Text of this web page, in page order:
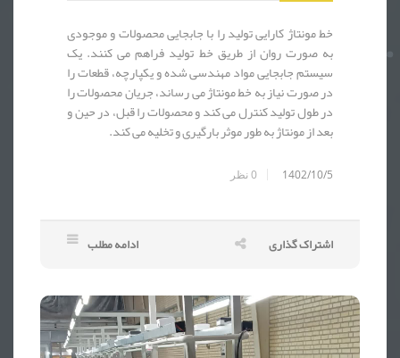
خط مونتاژ کارایی تولید را با جابجایی محصولات و موجودی
به صورت روان از طریق خط تولید فراهم می کنند. یک
سیستم جابجایی مواد مهندسی شده و یکپارچه، قطعات را
در صورت نیاز به خط مونتاژ می رساند، جریان محصولات را
در طول تولید کنترل می کند و محصولات را قبل، در حین و
بعد از مونتاژ به طور موثر بارگیری و تخلیه می کند.
1402/10/5
0نظر
ادامه مطلب اشتراک گذاری